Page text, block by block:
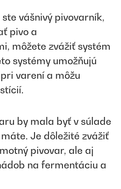
ste vášnivý pivovarník,
pivo a
môžete zvážiť systém
systémy umožňujú
varení a môžu
by mala byť v súlade
Je dôležité zvážiť
pivovar, ale aj
na fermentáciu a